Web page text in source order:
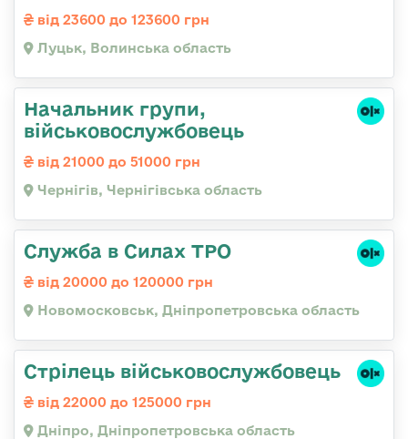
від 23600 до 123600 грн
Луцьк, Волинська область
Начальник групи,
військовослужбовець
від 21000 до 51000 грн
Чернігів, Чернігівська область
Служба в Силах ТРО
від 20000 до 120000 грн
Новомосковськ, Дніпропетровська область
Стрілець військовослужбовець
від 22000 до 125000 грн
Дніпро, Дніпропетровська область